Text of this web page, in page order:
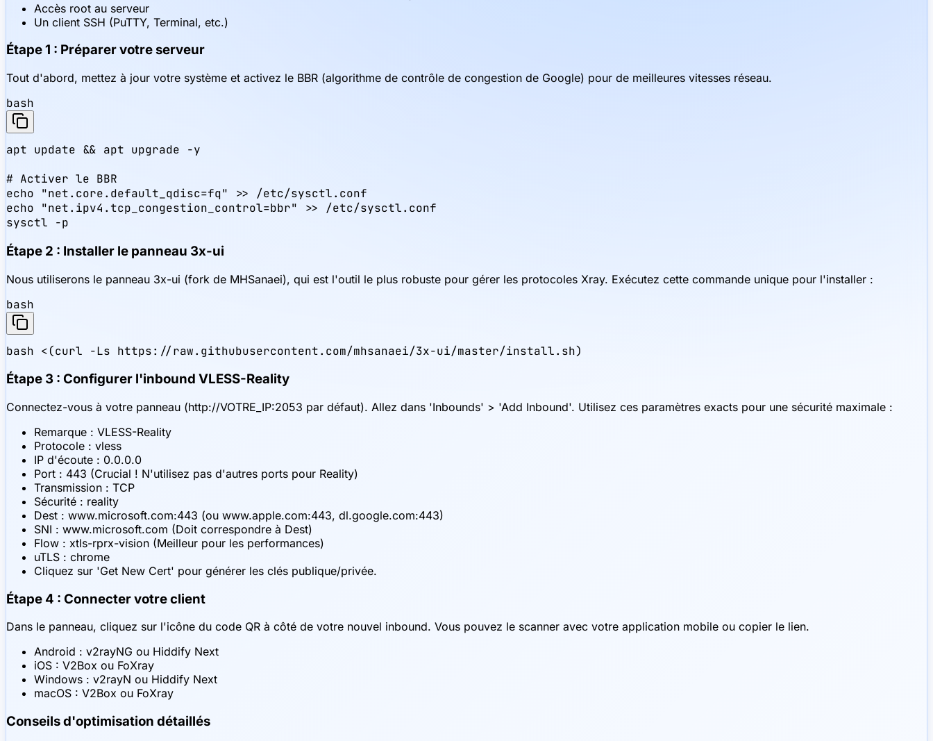
Accès root au serveur
Un client SSH (PuTTY, Terminal, etc.)
Étape 1 : Préparer votre serveur
Tout d'abord, mettez à jour votre système et activez le BBR (algorithme de contrôle de congestion de Google) pour de meilleures vitesses réseau.
bash
apt update && apt upgrade -y
# Activer le BBR
echo "net.core.default_qdisc=fq" >> /etc/sysctl.conf
echo "net.ipv4.tcp_congestion_control=bbr" >> /etc/sysctl.conf
sysctl -p
Étape 2 : Installer le panneau 3x-ui
Nous utiliserons le panneau 3x-ui (fork de MHSanaei), qui est l'outil le plus robuste pour gérer les protocoles Xray. Exécutez cette commande unique pour l'installer :
bash
bash <(curl -Ls https://raw.githubusercontent.com/mhsanaei/3x-ui/master/install.sh)
Étape 3 : Configurer l'inbound VLESS-Reality
Connectez-vous à votre panneau (http://VOTRE_IP:2053 par défaut). Allez dans 'Inbounds' > 'Add Inbound'. Utilisez ces paramètres exacts pour une sécurité maximale :
Remarque : VLESS-Reality
Protocole : vless
IP d'écoute : 0.0.0.0
Port : 443 (Crucial ! N'utilisez pas d'autres ports pour Reality)
Transmission : TCP
Sécurité : reality
Dest : www.microsoft.com:443 (ou www.apple.com:443, dl.google.com:443)
SNI : www.microsoft.com (Doit correspondre à Dest)
Flow : xtls-rprx-vision (Meilleur pour les performances)
uTLS : chrome
Cliquez sur 'Get New Cert' pour générer les clés publique/privée.
Étape 4 : Connecter votre client
Dans le panneau, cliquez sur l'icône du code QR à côté de votre nouvel inbound. Vous pouvez le scanner avec votre application mobile ou copier le lien.
Android : v2rayNG ou Hiddify Next
iOS : V2Box ou FoXray
Windows : v2rayN ou Hiddify Next
macOS : V2Box ou FoXray
Conseils d'optimisation détaillés